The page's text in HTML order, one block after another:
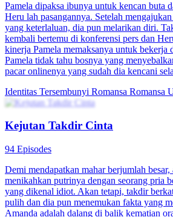
Pamela dipaksa ibunya untuk kencan buta
Heru lah pasangannya. Setelah
yang keterlaluan, dia pun melarikan diri.
kembali bertemu di konferensi pers dan
kinerja Pamela memaksanya untuk bekerja
Pamela tidak tahu bosnya yang
pacar onlinenya yang sudah dia kencani
Identitas Tersembunyi Romansa Romansa
Kejutan Takdir Cinta
94 Episodes
Demi mendapatkan mahar berjumlah
menikahkan putrinya dengan seorang pria
yang dikenal idiot. Akan tetapi, takdir
pulih dan dia pun menemukan fakta yang
Amanda adalah dalang di balik kematian